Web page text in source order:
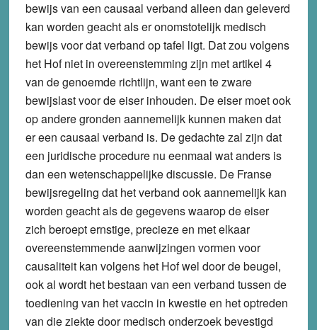
bewijs van een causaal verband alleen dan geleverd
kan worden geacht als er onomstotelijk medisch
bewijs voor dat verband op tafel ligt. Dat zou volgens
het Hof niet in overeenstemming zijn met artikel 4
van de genoemde richtlijn, want een te zware
bewijslast voor de eiser inhouden. De eiser moet ook
op andere gronden aannemelijk kunnen maken dat
er een causaal verband is. De gedachte zal zijn dat
een juridische procedure nu eenmaal wat anders is
dan een wetenschappelijke discussie. De Franse
bewijsregeling dat het verband ook aannemelijk kan
worden geacht als de gegevens waarop de eiser
zich beroept ernstige, precieze en met elkaar
overeenstemmende aanwijzingen vormen voor
causaliteit kan volgens het Hof wel door de beugel,
ook al wordt het bestaan van een verband tussen de
toediening van het vaccin in kwestie en het optreden
van die ziekte door medisch onderzoek bevestigd